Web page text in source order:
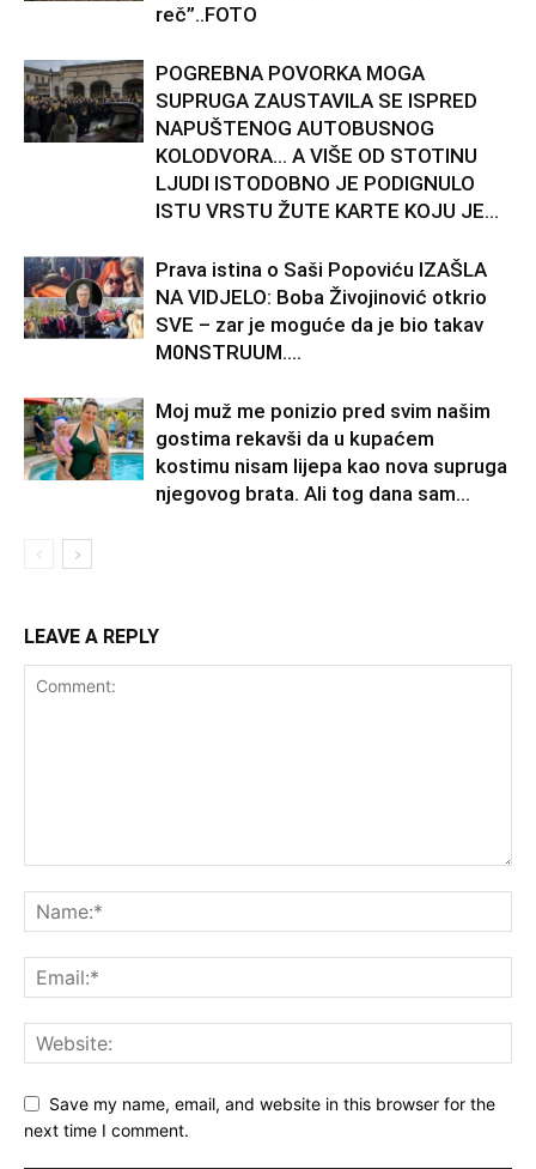
reč”..FOTO
POGREBNA POVORKA MOGA
SUPRUGA ZAUSTAVILA SE ISPRED
NAPUŠTENOG AUTOBUSNOG
KOLODVORA… A VIŠE OD STOTINU
LJUDI ISTODOBNO JE PODIGNULO
ISTU VRSTU ŽUTE KARTE KOJU JE...
Prava istina o Saši Popoviću IZAŠLA
NA VIDJELO: Boba Živojinović otkrio
SVE – zar je moguće da je bio takav
M0NSTRUUM….
Moj muž me ponizio pred svim našim
gostima rekavši da u kupaćem
kostimu nisam lijepa kao nova supruga
njegovog brata. Ali tog dana sam...
LEAVE A REPLY
Save my name, email, and website in this browser for the
next time I comment.